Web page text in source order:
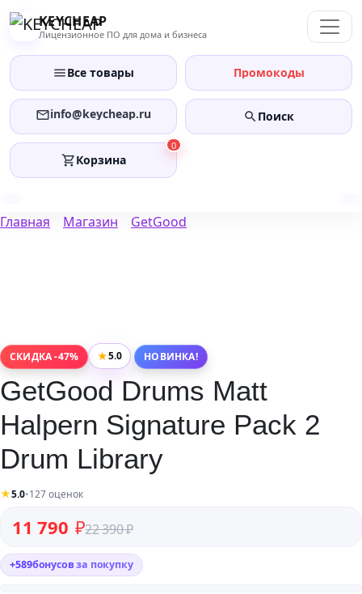
Перейти
KEYCHEAP
Лицензионное ПО для дома и бизнеса
Все товары Промокоды
info@keycheap.ru Поиск
0
Корзина
Главная Магазин GetGood
СКИДКА -47% ★5.0 НОВИНКА!
GetGood Drums Matt
Halpern Signature Pack 2
Drum Library
★5.0•127 оценок
22 390₽
Первоначальная цена составляла 22 390 ₽.
11 790 ₽
Текущая цена: 11 790 ₽.
+589бонусовза покупку